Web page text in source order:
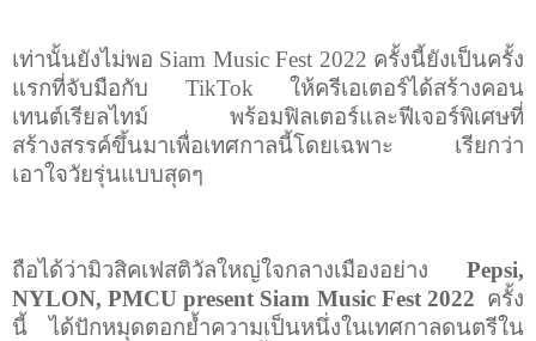
เท่านั้นยังไม่พอ Siam Music Fest 2022 ครั้งนี้ยังเป็นครั้ง
แรกที่จับมือกับ TikTok ให้ครีเอเตอร์ได้สร้างคอน
เทนต์เรียลไทม์ พร้อมฟิลเตอร์และฟีเจอร์พิเศษที่
สร้างสรรค์ขึ้นมาเพื่อเทศกาลนี้โดยเฉพาะ เรียกว่า
เอาใจวัยรุ่นแบบสุดๆ
ถือได้ว่ามิวสิคเฟสติวัลใหญ่ใจกลางเมืองอย่าง Pepsi,
NYLON, PMCU present Siam Music Fest 2022 ครั้ง
นี้ ได้ปักหมุดตอกย้ำความเป็นหนึ่งในเทศกาลดนตรีใน